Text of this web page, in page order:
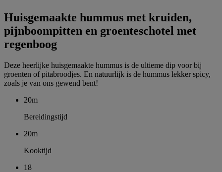
Huisgemaakte hummus met kruiden,
pijnboompitten en groenteschotel met
regenboog
Deze heerlijke huisgemaakte hummus is de ultieme dip voor bij
groenten of pitabroodjes. En natuurlijk is de hummus lekker spicy,
zoals je van ons gewend bent!
20m
Bereidingstijd
20m
Kooktijd
18